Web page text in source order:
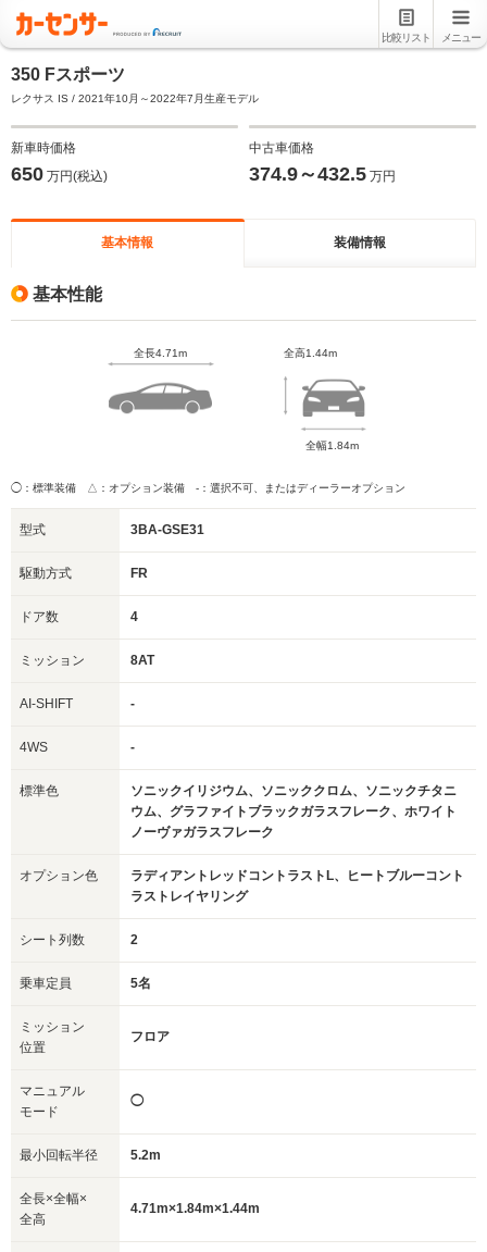
比較リスト メニュー
350 Fスポーツ
レクサス IS / 2021年10月～2022年7月生産モデル
新車時価格
650 万円(税込)
中古車価格
374.9～432.5 万円
基本情報 装備情報
基本性能
全長4.71m 全高1.44m
全幅1.84m
◯：標準装備 △：オプション装備 -：選択不可、またはディーラーオプション
型式 3BA-GSE31
駆動方式 FR
ドア数 4
ミッション 8AT
AI-SHIFT -
4WS -
標準色
ソニックイリジウム、ソニッククロム、ソニックチタニ
ウム、グラファイトブラックガラスフレーク、ホワイト
ノーヴァガラスフレーク
オプション色
ラディアントレッドコントラストL、ヒートブルーコント
ラストレイヤリング
シート列数 2
乗車定員 5名
ミッション
位置
フロア
マニュアル
モード
◯
最小回転半径 5.2m
全長×全幅×
全高
4.71m×1.84m×1.44m